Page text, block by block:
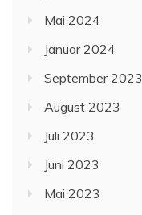
Mai 2024
Januar 2024
September 2023
August 2023
Juli 2023
Juni 2023
Mai 2023